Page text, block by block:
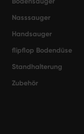
Nasssauger
Handsauger
flipflop Bodendüse
Standhalterung
Zubehör